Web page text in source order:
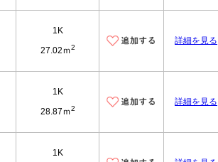
1K
27.02ｍ2
詳細を見る
1K
28.87ｍ2
詳細を見る
1K